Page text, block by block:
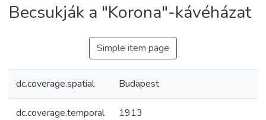
Becsukják a "Korona"-kávéházat
Simple item page
dc.coverage.spatial Budapest
dc.coverage.temporal 1913